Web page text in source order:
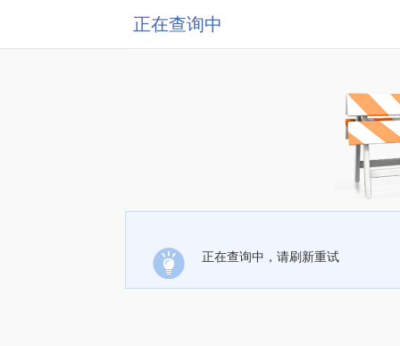
正在查询中
正在查询中，请刷新重试